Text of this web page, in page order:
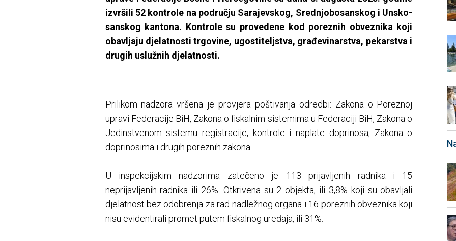
izvršili 52 kontrole na području Sarajevskog, Srednjobosanskog i Unsko-
sanskog kantona. Kontrole su provedene kod poreznih obveznika koji
obavljaju djelatnosti trgovine, ugostiteljstva, građevinarstva, pekarstva i
drugih uslužnih djelatnosti.
Prilikom nadzora vršena je provjera poštivanja odredbi: Zakona o Poreznoj
upravi Federacije BiH, Zakona o fiskalnim sistemima u Federaciji BiH, Zakona o
Jedinstvenom sistemu registracije, kontrole i naplate doprinosa, Zakona o
doprinosima i drugih poreznih zakona.
U inspekcijskim nadzorima zatečeno je 113 prijavljenih radnika i 15
neprijavljenih radnika ili 26%. Otkrivena su 2 objekta, ili 3,8% koji su obavljali
djelatnost bez odobrenja za rad nadležnog organa i 16 poreznih obveznika koji
nisu evidentirali promet putem fiskalnog uređaja, ili 31%.